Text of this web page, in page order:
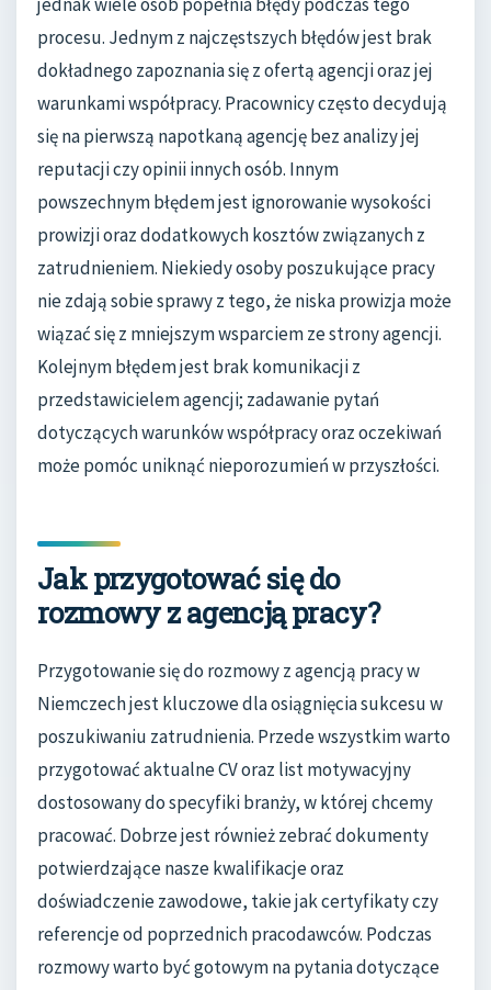
procesu. Jednym z najczęstszych błędów jest brak
dokładnego zapoznania się z ofertą agencji oraz jej
warunkami współpracy. Pracownicy często decydują
się na pierwszą napotkaną agencję bez analizy jej
reputacji czy opinii innych osób. Innym
powszechnym błędem jest ignorowanie wysokości
prowizji oraz dodatkowych kosztów związanych z
zatrudnieniem. Niekiedy osoby poszukujące pracy
nie zdają sobie sprawy z tego, że niska prowizja może
wiązać się z mniejszym wsparciem ze strony agencji.
Kolejnym błędem jest brak komunikacji z
przedstawicielem agencji; zadawanie pytań
dotyczących warunków współpracy oraz oczekiwań
może pomóc uniknąć nieporozumień w przyszłości.
Jak przygotować się do
rozmowy z agencją pracy?
Przygotowanie się do rozmowy z agencją pracy w
Niemczech jest kluczowe dla osiągnięcia sukcesu w
poszukiwaniu zatrudnienia. Przede wszystkim warto
przygotować aktualne CV oraz list motywacyjny
dostosowany do specyfiki branży, w której chcemy
pracować. Dobrze jest również zebrać dokumenty
potwierdzające nasze kwalifikacje oraz
doświadczenie zawodowe, takie jak certyfikaty czy
referencje od poprzednich pracodawców. Podczas
rozmowy warto być gotowym na pytania dotyczące